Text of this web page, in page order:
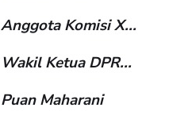
Anggota Komisi X...
Wakil Ketua DPR...
Puan Maharani